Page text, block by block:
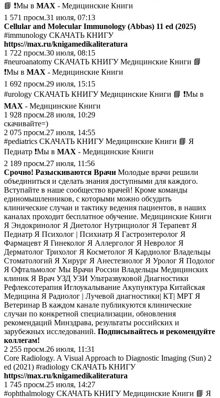
📘 ❗️Мы в MAX - Медицинские Книги
1 571 просм.31 июля, 07:13
Cellular and Molecular Immunology (Abbas) 11 ed (2025)
#immunology СКАЧАТЬ КНИГУ
https://max.ru/knigamedikaliteratura
1 722 просм.30 июля, 08:15
#neuroanatomy СКАЧАТЬ КНИГУ Медицинские Книги 📘
❗️Мы в MAX - Медицинские Книги
1 692 просм.29 июля, 15:15
#urology СКАЧАТЬ КНИГУ Медицинские Книги 📘 ❗️Мы в
MAX - Медицинские Книги
1 928 просм.28 июля, 10:29
скачивайте=)
2 075 просм.27 июля, 14:55
#pediatrics СКАЧАТЬ КНИГУ Медицинские Книги 📘 Я
Педиатр ❗️Мы в MAX - Медицинские Книги
2 189 просм.27 июля, 11:56
Срочно! Разыскиваются Врачи Молодые врачи решили
объединиться и сделать знания доступными для каждого.
Вступайте в наше сообщество врачей! Кроме команды
единомышленников, с которыми можно обсудить
клинические случаи и тактику ведения пациентов, в наших
каналах проходит бесплатное обучение. Медицинские Книги
Я Эндокринолог Я Диетолог Нутрициолог Я Терапевт Я
Педиатр Я Психолог | Психиатр Я Гастроэнтеролог Я
Фармацевт Я Гинеколог Я Аллерголог Я Невролог Я
Дерматолог Трихолог Я Косметолог Я Кардиолог Владельцы
Стоматологий Я Хирург Я Анестезиолог Я Уролог Я Подолог
Я Офтальмолог Мы Врачи России Владельцы Медицинских
клиник Я Врач УЗД УЗИ Ультразвуковой Диагностики
Рефлексотерапия Иглоукалывание Акупунктура Китайская
Медицина Я Радиолог | Лучевой диагностики| КТ| МРТ Я
Ветеринар В каждом канале публикуются клинические
случаи по конкретной специализации, обновления
рекомендаций Минздрава, результаты российских и
зарубежных исследований. Подписывайтесь и рекомендуйте
коллегам!
2 255 просм.26 июля, 11:31
Core Radiology. A Visual Approach to Diagnostic Imaging (Sun) 2
ed (2021) #radiology СКАЧАТЬ КНИГУ
https://max.ru/knigamedikaliteratura
1 745 просм.25 июля, 14:27
#ophthalmology СКАЧАТЬ КНИГУ Медицинские Книги 📘 Я